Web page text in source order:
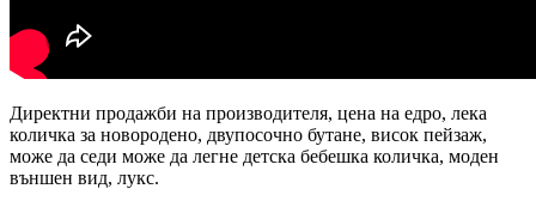
Директни продажби на производителя, цена на едро, лека
количка за новородено, двупосочно бутане, висок пейзаж,
може да седи може да легне детска бебешка количка, моден
външен вид, лукс.